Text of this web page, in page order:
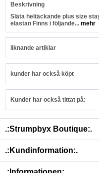
Beskrivning
Släta heltäckande plus size
elastan Finns i följande... mehr
liknande artiklar
kunder har också köpt
Kunder har också tittat på:
.:Strumpbyx Boutique:.
.:Kundinformation:.